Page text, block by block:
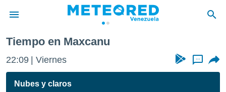
de
ha
Tiempo en Maxcanu
22:09 Viernes ...
Nubes y claros